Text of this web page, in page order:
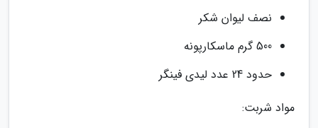
نصف لیوان شکر
500 گرم ماسکارپونه
حدود 24 عدد لیدی فینگر
مواد شربت: